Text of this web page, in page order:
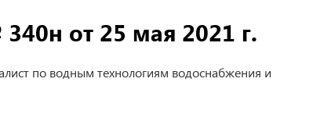
от 25 мая 2021 г.
по водным технологиям водоснабжения и